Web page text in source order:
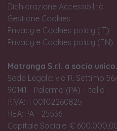
Dichiarazione Accessibilità
Gestione Cookies
Privacy e Cookies policy (IT)
Privacy e Cookies policy (EN)
Matranga S.r.l. a socio unico.
Sede Legale: via R. Settimo
90141 - Palermo (PA) - Italia
P.IVA: IT00102260825
REA: PA - 25536
Capitale Sociale: €